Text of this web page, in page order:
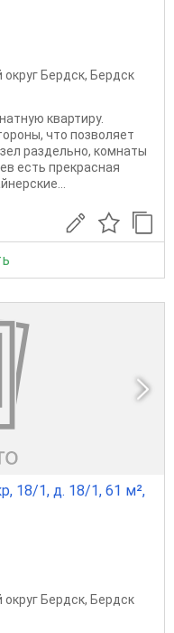
округ Бердск, Бердск
квартиру.
что позволяет
раздельно, комнаты
есть прекрасная
18/1, д. 18/1, 61 м²,
округ Бердск, Бердск